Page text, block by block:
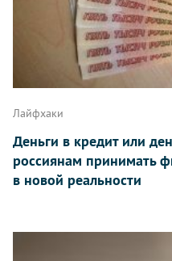
Лайфхаки
Деньги в кредит или
россиянам принимать
в новой реальности